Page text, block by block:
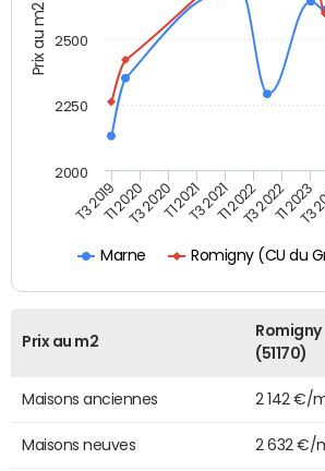
Prix au m2
Marne Romigny (CU du
T3 2019T1 2020T3 2020T1 2021T3 2021T1 2022T3 2022T1 2023
T3
2000
2250
2500
Prix au m2
Romigny
(51170)
Maisons anciennes 2 142 €/
Maisons neuves 2 632 €/